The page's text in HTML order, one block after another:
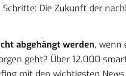
Die Zukunft der
abgehängt werden, wenn
geht? Über 12.000